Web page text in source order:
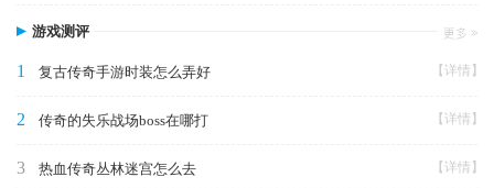
游戏测评
1 复古传奇手游时装怎么弄好 【详情】
2 传奇的失乐战场boss在哪打 【详情】
3 热血传奇丛林迷宫怎么去 【详情】